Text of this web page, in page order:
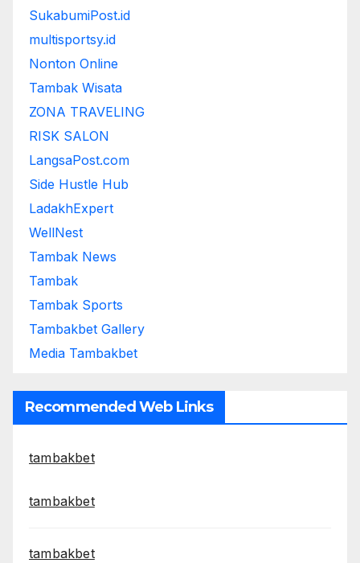
SukabumiPost.id
multisportsy.id
Nonton Online
Tambak Wisata
ZONA TRAVELING
RISK SALON
LangsaPost.com
Side Hustle Hub
LadakhExpert
WellNest
Tambak News
Tambak
Tambak Sports
Tambakbet Gallery
Media Tambakbet
Recommended Web Links
tambakbet
tambakbet
tambakbet